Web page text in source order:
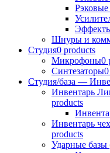
Шнуры и
Студия0 products
Микрофоны0
Синтезаторы0
Студия/база —
Инвентарь
products
Инвентарь
products
Ударные базы